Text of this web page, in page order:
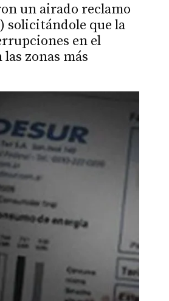
un airado reclamo
solicitándole que la
en el
zonas más